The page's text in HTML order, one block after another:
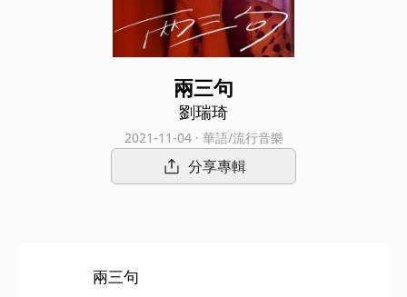
兩三句
劉瑞琦
2021-11-04 · 華語/流行音樂
分享專輯
兩三句